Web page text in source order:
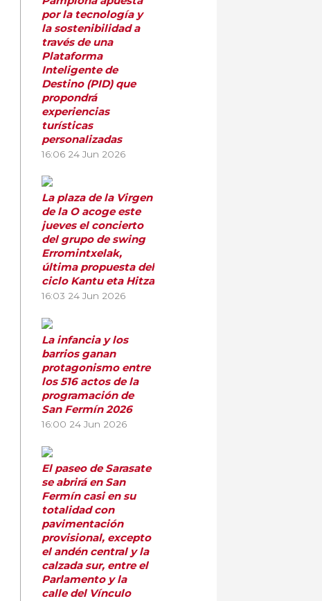
por la tecnología y
la sostenibilidad a
través de una
Plataforma
Inteligente de
Destino (PID) que
propondrá
experiencias
turísticas
personalizadas
16:06 24 Jun 2026
La plaza de la Virgen
de la O acoge este
jueves el concierto
del grupo de swing
Erromintxelak,
última propuesta del
ciclo Kantu eta Hitza
16:03 24 Jun 2026
La infancia y los
barrios ganan
protagonismo entre
los 516 actos de la
programación de
San Fermín 2026
16:00 24 Jun 2026
El paseo de Sarasate
se abrirá en San
Fermín casi en su
totalidad con
pavimentación
provisional, excepto
el andén central y la
calzada sur, entre el
Parlamento y la
calle del Vínculo